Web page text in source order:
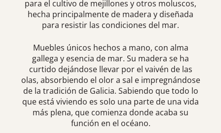
para el cultivo de mejillones y otros moluscos,
hecha principalmente de madera y diseñada
para resistir las condiciones del mar.
Muebles únicos hechos a mano, con alma
gallega y esencia de mar. Su madera se ha
curtido dejándose llevar por el vaivén de las
olas, absorbiendo el olor a sal e impregnándose
de la tradición de Galicia. Sabiendo que todo lo
que está viviendo es solo una parte de una vida
más plena, que comienza donde acaba su
función en el océano.